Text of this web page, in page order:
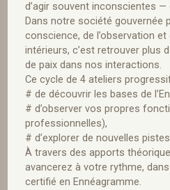
d’agir souvent inconscientes
Dans notre société gouvernée
conscience, de l’observation
intérieurs, c’est retrouver plus
de paix dans nos interactions.
Ce cycle de 4 ateliers
# de découvrir les bases de
# d’observer vos propres
professionnelles),
# d’explorer de nouvelles
À travers des apports
avancerez à votre rythme,
certifié en Ennéagramme.